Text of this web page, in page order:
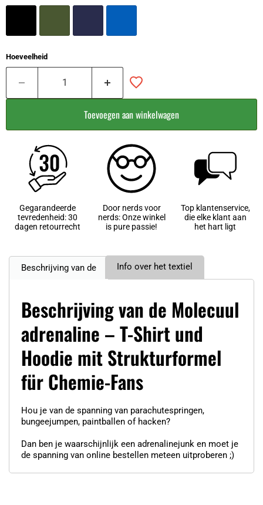
Hoeveelheid
Toevoegen aan winkelwagen
Gegarandeerde
tevredenheid: 30
dagen retourrecht
Door nerds voor
nerds: Onze winkel
is pure passie!
Top klantenservice,
die elke klant aan
het hart ligt
Beschrijving van de Info over het textiel
Beschrijving van de Molecuul
adrenaline – T-Shirt und
Hoodie mit Strukturformel
für Chemie-Fans
Hou je van de spanning van parachutespringen,
bungeejumpen, paintballen of hacken?
Dan ben je waarschijnlijk een adrenalinejunk en moet je
de spanning van online bestellen meteen uitproberen ;)